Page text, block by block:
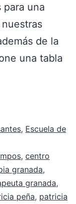
para una
de la
una tabla
, Escuela de
, centro
granada,
granada,
peña, patricia